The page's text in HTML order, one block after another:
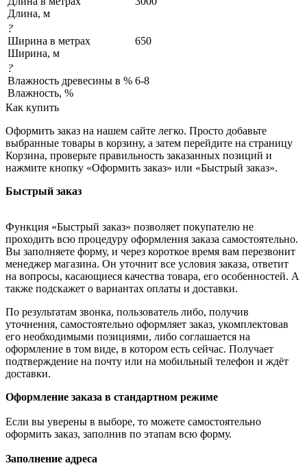
Длина, м
?
Ширина в метрах
Ширина, м
650
?
Влажность древесины в %
Влажность, %
6-8
Как купить
Оформить заказ на нашем сайте легко. Просто добавьте
выбранные товары в корзину, а затем перейдите на страницу
Корзина, проверьте правильность заказанных позиций и
нажмите кнопку «Оформить заказ» или «Быстрый заказ».
Быстрый заказ
Функция «Быстрый заказ» позволяет покупателю не
проходить всю процедуру оформления заказа самостоятельно.
Вы заполняете форму, и через короткое время вам перезвонит
менеджер магазина. Он уточнит все условия заказа, ответит
на вопросы, касающиеся качества товара, его особенностей. А
также подскажет о вариантах оплаты и доставки.
По результатам звонка, пользователь либо, получив
уточнения, самостоятельно оформляет заказ, укомплектовав
его необходимыми позициями, либо соглашается на
оформление в том виде, в котором есть сейчас. Получает
подтверждение на почту или на мобильный телефон и ждёт
доставки.
Оформление заказа в стандартном режиме
Если вы уверены в выборе, то можете самостоятельно
оформить заказ, заполнив по этапам всю форму.
Заполнение адреса